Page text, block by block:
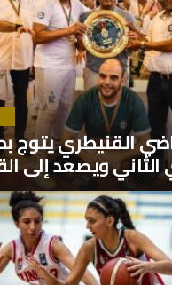
القنيطري يتوج
الثاني ويصعد إلى